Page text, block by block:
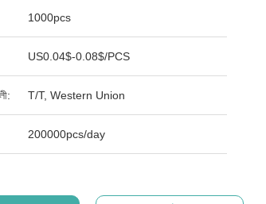
1000pcs
US0.04$-0.08$/PCS
T/T, Western Union
200000pcs/day